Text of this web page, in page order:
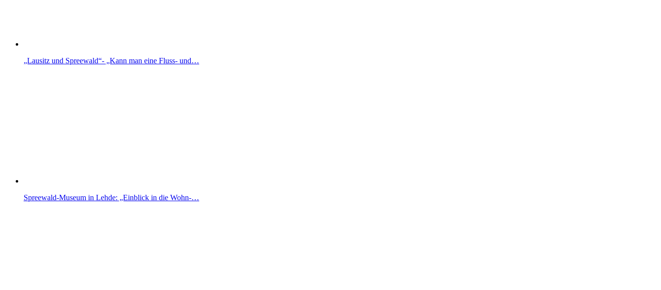
„Lausitz und Spreewald“- „Kann man eine Fluss- und…
Spreewald-Museum in Lehde: „Einblick in die Wohn-…